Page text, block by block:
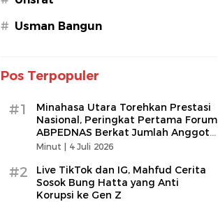
# Usman Bangun
Pos Terpopuler
#1
Minahasa Utara Torehkan Prestasi
Nasional, Peringkat Pertama Forum
ABPEDNAS Berkat Jumlah Anggota
Terbanyak
Minut | 4 Juli 2026
#2
Live TikTok dan IG, Mahfud Cerita
Sosok Bung Hatta yang Anti
Korupsi ke Gen Z